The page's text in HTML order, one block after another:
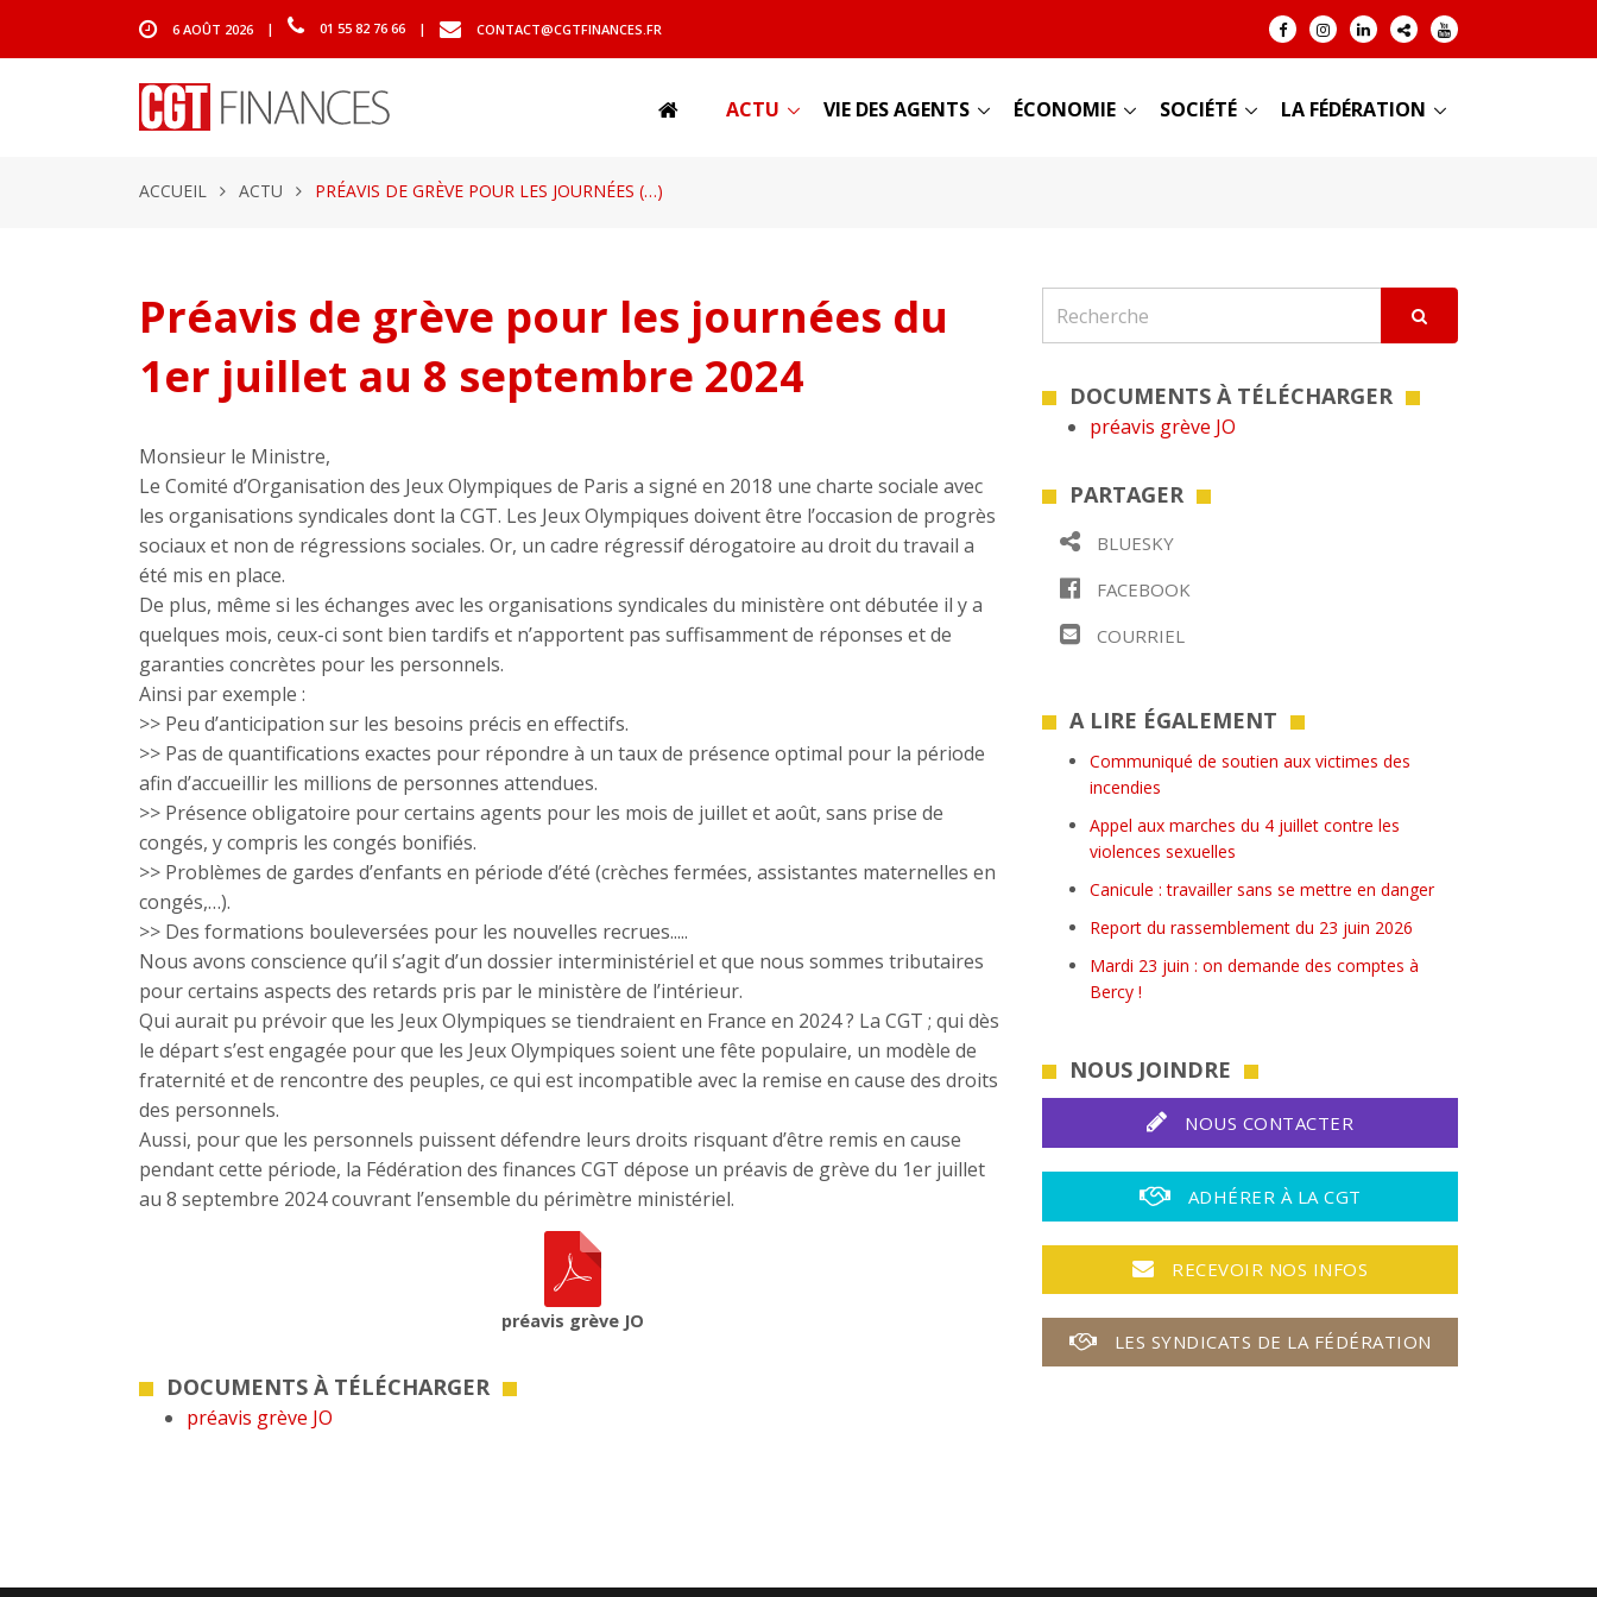
6 AOÛT 2026 | 01 55 82 76 66 | CONTACT@CGTFINANCES.FR
ACTU VIE DES AGENTS ÉCONOMIE SOCIÉTÉ LA FÉDÉRATION
ACCUEIL ACTU PRÉAVIS DE GRÈVE POUR LES JOURNÉES (…)
Préavis de grève pour les journées du
1er juillet au 8 septembre 2024
Monsieur le Ministre,
Le Comité d’Organisation des Jeux Olympiques de Paris a signé en 2018 une charte sociale avec
les organisations syndicales dont la CGT. Les Jeux Olympiques doivent être l’occasion de progrès
sociaux et non de régressions sociales. Or, un cadre régressif dérogatoire au droit du travail a
été mis en place.
De plus, même si les échanges avec les organisations syndicales du ministère ont débutée il y a
quelques mois, ceux-ci sont bien tardifs et n’apportent pas suffisamment de réponses et de
garanties concrètes pour les personnels.
Ainsi par exemple :
>> Peu d’anticipation sur les besoins précis en effectifs.
>> Pas de quantifications exactes pour répondre à un taux de présence optimal pour la période
afin d’accueillir les millions de personnes attendues.
>> Présence obligatoire pour certains agents pour les mois de juillet et août, sans prise de
congés, y compris les congés bonifiés.
>> Problèmes de gardes d’enfants en période d’été (crèches fermées, assistantes maternelles en
congés,…).
>> Des formations bouleversées pour les nouvelles recrues.....
Nous avons conscience qu’il s’agit d’un dossier interministériel et que nous sommes tributaires
pour certains aspects des retards pris par le ministère de l’intérieur.
Qui aurait pu prévoir que les Jeux Olympiques se tiendraient en France en 2024 ? La CGT ; qui dès
le départ s’est engagée pour que les Jeux Olympiques soient une fête populaire, un modèle de
fraternité et de rencontre des peuples, ce qui est incompatible avec la remise en cause des droits
des personnels.
Aussi, pour que les personnels puissent défendre leurs droits risquant d’être remis en cause
pendant cette période, la Fédération des finances CGT dépose un préavis de grève du 1er juillet
au 8 septembre 2024 couvrant l’ensemble du périmètre ministériel.
préavis grève JO
DOCUMENTS À TÉLÉCHARGER
préavis grève JO
DOCUMENTS À TÉLÉCHARGER
préavis grève JO
PARTAGER
BLUESKY
FACEBOOK
COURRIEL
A LIRE ÉGALEMENT
Communiqué de soutien aux victimes des
incendies
Appel aux marches du 4 juillet contre les
violences sexuelles
Canicule : travailler sans se mettre en danger
Report du rassemblement du 23 juin 2026
Mardi 23 juin : on demande des comptes à
Bercy !
NOUS JOINDRE
NOUS CONTACTER
ADHÉRER À LA CGT
RECEVOIR NOS INFOS
LES SYNDICATS DE LA FÉDÉRATION